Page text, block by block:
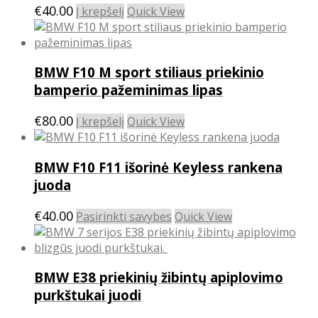
product
page
The
options
chosen
on
product
page
€40.00 Į krepšelį Quick View
BMW F10 M sport stiliaus priekinio
bamperio pažeminimas lipas
€80.00 Į krepšelį Quick View
BMW F10 F11 išorinė Keyless rankena
juoda
€40.00 Pasirinkti savybes This
product
variants.
Quick View
BMW E38 priekinių žibintų apiplovimo
purkštukai juodi